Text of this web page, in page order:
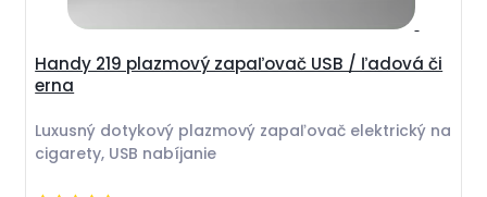
Handy 219 plazmový zapaľovač USB / ľadová či
erna
Luxusný dotykový plazmový zapaľovač elektrický na
cigarety, USB nabíjanie